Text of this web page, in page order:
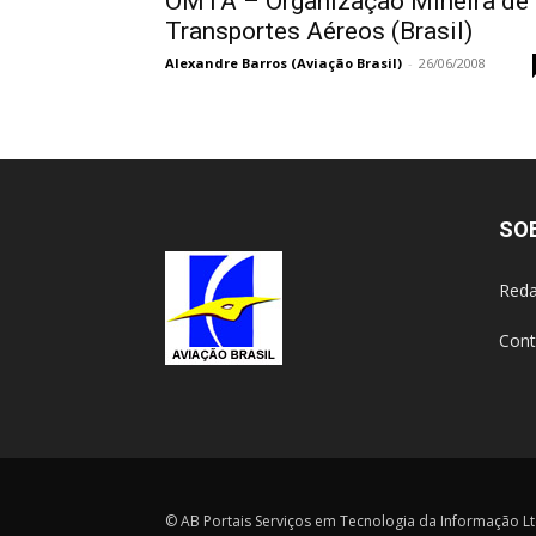
Transportes Aéreos (Brasil)
Alexandre Barros (Aviação Brasil) - 26/06/2008
© AB Portais Serviços em Tecnologia da Informação